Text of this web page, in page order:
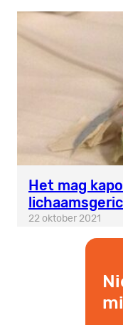
Het mag
22 oktober 2021